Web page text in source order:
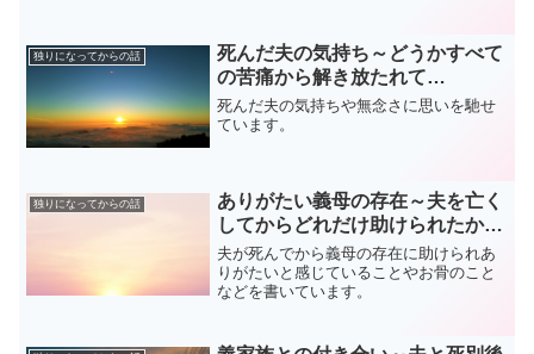
独りになってからの話
死んだ夫の気持ち～どうかすべて
の苦痛から解き放たれて…
死んだ夫の気持ちや無念さに思いを馳せ
ています。
独りになってからの話
ありがたい義母の存在～夫を亡く
してからどれだけ助けられたか…
夫が死んでから義母の存在に助けられあ
りがたいと感じていることやお骨のこと
などを書いています。